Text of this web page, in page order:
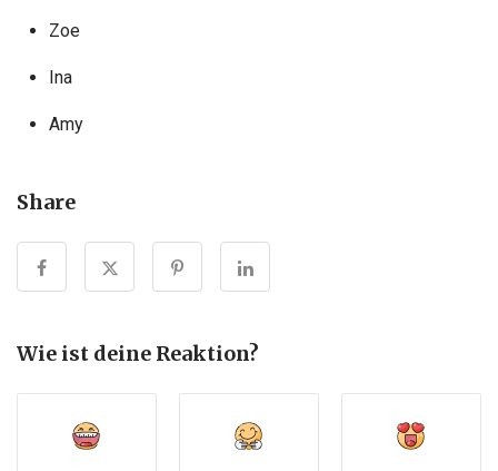
Zoe
Ina
Amy
Share
Wie ist deine Reaktion?